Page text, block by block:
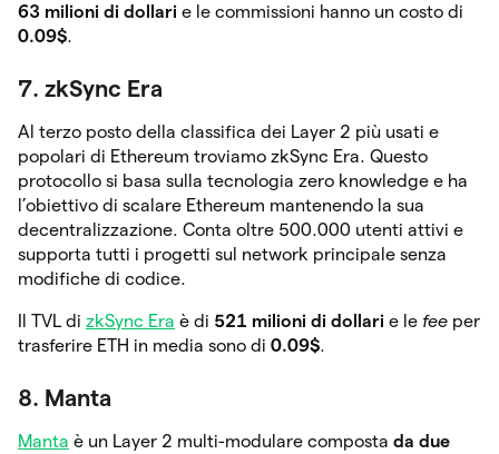
63 milioni di dollari e le commissioni hanno un costo di
0.09$.
7. zkSync Era
Al terzo posto della classifica dei Layer 2 più usati e
popolari di Ethereum troviamo zkSync Era. Questo
protocollo si basa sulla tecnologia zero knowledge e ha
l’obiettivo di scalare Ethereum mantenendo la sua
decentralizzazione. Conta oltre 500.000 utenti attivi e
supporta tutti i progetti sul network principale senza
modifiche di codice.
Il TVL di zkSync Era è di 521 milioni di dollari e le fee per
trasferire ETH in media sono di 0.09$.
8. Manta
Manta è un Layer 2 multi-modulare composta da due